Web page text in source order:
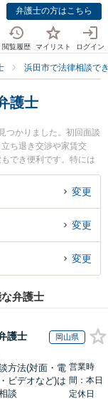
弁護士の方はこちら
閲覧履歴 マイリスト ログイン
浜田市で法律相談で
護士
つかりました。初回面談
ち退き交渉や家賃交
でき便利です。特には
情報や弁護士費用、強み
した不動産・住まいの
でお困りの相談者さん
変更
変更
変更
弁護士
護士 岡山県
方法(対面・電
ビデオなど)は
談
営業時
間：本日
定休日